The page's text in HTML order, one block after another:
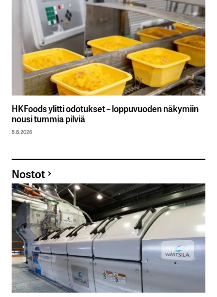
HKFoods ylitti odotukset – loppuvuoden näkymiin
nousi tummia pilviä
5.8.2026
Nostot